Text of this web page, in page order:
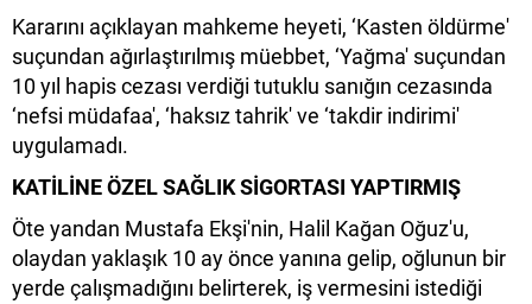
Kararını açıklayan mahkeme heyeti, ‘Kasten öldürme'
suçundan ağırlaştırılmış müebbet, ‘Yağma' suçundan
10 yıl hapis cezası verdiği tutuklu sanığın cezasında
‘nefsi müdafaa', ‘haksız tahrik' ve ‘takdir indirimi'
uygulamadı.
KATİLİNE ÖZEL SAĞLIK SİGORTASI YAPTIRMIŞ
Öte yandan Mustafa Ekşi'nin, Halil Kağan Oğuz'u,
olaydan yaklaşık 10 ay önce yanına gelip, oğlunun bir
yerde çalışmadığını belirterek, iş vermesini istediği